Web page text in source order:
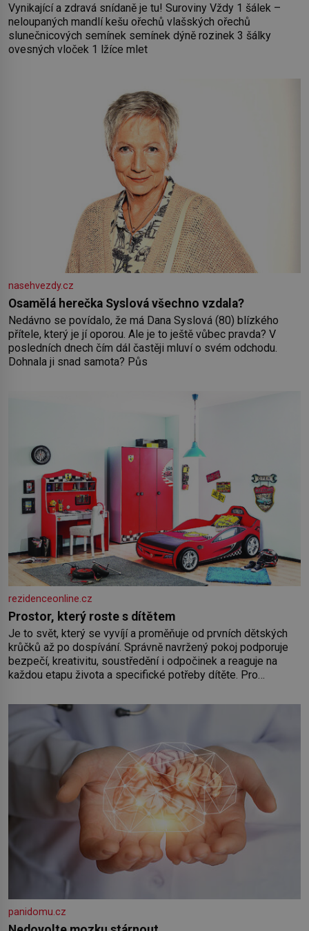
Vynikající a zdravá snídaně je tu! Suroviny Vždy 1 šálek –
neloupaných mandlí kešu ořechů vlašských ořechů
slunečnicových semínek semínek dýně rozinek 3 šálky
ovesných vloček 1 lžíce mlet
nasehvezdy.cz
Osamělá herečka Syslová všechno vzdala?
Nedávno se povídalo, že má Dana Syslová (80) blízkého
přítele, který je jí oporou. Ale je to ještě vůbec pravda? V
posledních dnech čím dál častěji mluví o svém odchodu.
Dohnala ji snad samota? Půs
rezidenceonline.cz
Prostor, který roste s dítětem
Je to svět, který se vyvíjí a proměňuje od prvních dětských
krůčků až po dospívání. Správně navržený pokoj podporuje
bezpečí, kreativitu, soustředění i odpočinek a reaguje na
každou etapu života a specifické potřeby dítěte. Pro
by pokoj miminka měl působit především klidně a útulně.
Předškolní věk je
panidomu.cz